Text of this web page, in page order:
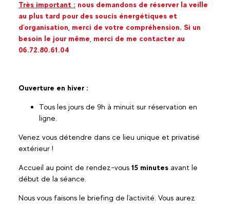
Très important : nous demandons de réserver la veille
au plus tard pour des soucis énergétiques et
d'organisation, merci de votre compréhension. Si un
besoin le jour même, merci de me contacter au
06.72.80.61.04
Ouverture en hiver :
Tous les jours de 9h à minuit sur réservation en
ligne.
Venez vous détendre dans ce lieu unique et privatisé
extérieur !
Accueil au point de rendez-vous 15 minutes avant le
début de la séance.
Nous vous faisons le briefing de l'activité. Vous aurez